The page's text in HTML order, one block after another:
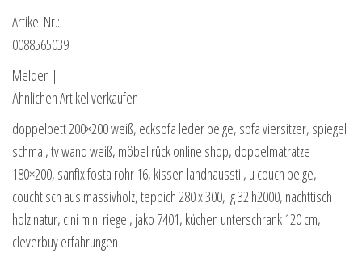
Artikel Nr.:
0088565039
Melden |
Ähnlichen Artikel verkaufen
doppelbett 200×200 weiß, ecksofa leder beige, sofa viersitzer, spiegel
schmal, tv wand weiß, möbel rück online shop, doppelmatratze
180×200, sanfix fosta rohr 16, kissen landhausstil, u couch beige,
couchtisch aus massivholz, teppich 280 x 300, lg 32lh2000, nachttisch
holz natur, cini mini riegel, jako 7401, küchen unterschrank 120 cm,
cleverbuy erfahrungen